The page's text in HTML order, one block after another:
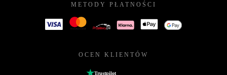
METODY PŁATNOŚCI
OCEN KLIENTÓW
Trustpilot